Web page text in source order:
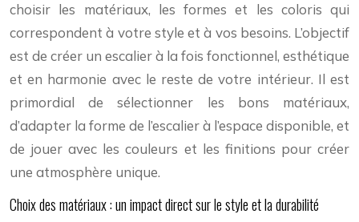
choisir les matériaux, les formes et les coloris qui
correspondent à votre style et à vos besoins. L’objectif
est de créer un escalier à la fois fonctionnel, esthétique
et en harmonie avec le reste de votre intérieur. Il est
primordial de sélectionner les bons matériaux,
d’adapter la forme de l’escalier à l’espace disponible, et
de jouer avec les couleurs et les finitions pour créer
une atmosphère unique.
Choix des matériaux : un impact direct sur le style et la durabilité